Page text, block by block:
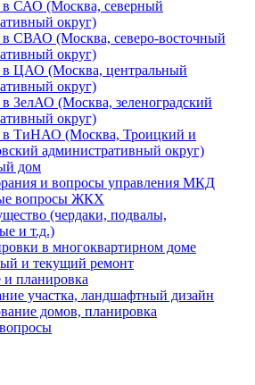
в САО (Москва, северный
округ)
в СВАО (Москва, северо-восточный
округ)
в ЦАО (Москва, центральный
округ)
ЗелАО (Москва, зеленоградский
округ)
в ТиНАО (Москва, Троицкий и
административный округ)
дом
и вопросы управления МКД
вопросы ЖКХ
(чердаки, подвалы,
и т.д.)
в многоквартирном доме
и текущий ремонт
планировка
участка, ландшафтный дизайн
домов, планировка